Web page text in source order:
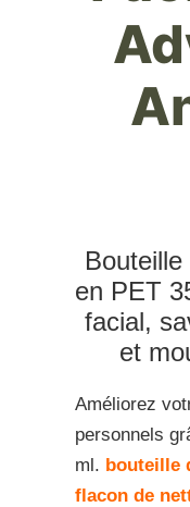
en PET
facial,
et
Améliorez
personnels
ml. bouteille
flacon de